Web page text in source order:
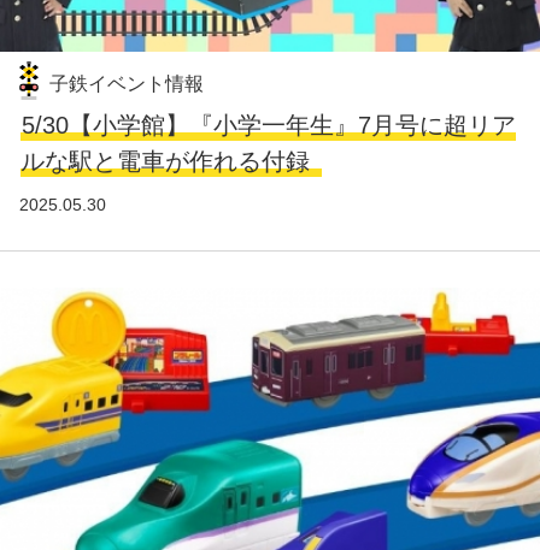
子鉄イベント情報
5/30【小学館】『小学一年生』7月号に超リア
ルな駅と電車が作れる付録
2025.05.30